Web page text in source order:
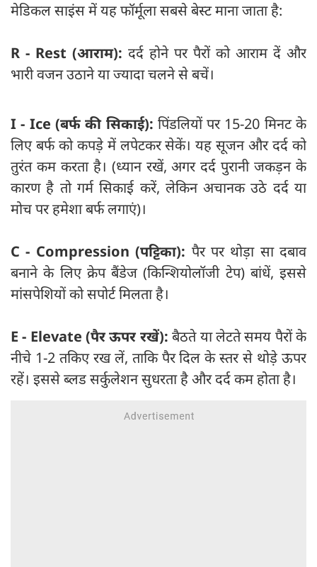
मेडिकल साइंस में यह फॉर्मूला सबसे बेस्ट माना जाता है:
R - Rest (आराम): दर्द होने पर पैरों को आराम दें और
भारी वजन उठाने या ज्यादा चलने से बचें।
I - Ice (बर्फ की सिकाई): पिंडलियों पर 15-20 मिनट के
लिए बर्फ को कपड़े में लपेटकर सेकें। यह सूजन और दर्द को
तुरंत कम करता है। (ध्यान रखें, अगर दर्द पुरानी जकड़न के
कारण है तो गर्म सिकाई करें, लेकिन अचानक उठे दर्द या
मोच पर हमेशा बर्फ लगाएं)।
C - Compression (पट्टिका): पैर पर थोड़ा सा दबाव
बनाने के लिए क्रेप बैंडेज (किन्शियोलॉजी टेप) बांधें, इससे
मांसपेशियों को सपोर्ट मिलता है।
E - Elevate (पैर ऊपर रखें): बैठते या लेटते समय पैरों के
नीचे 1-2 तकिए रख लें, ताकि पैर दिल के स्तर से थोड़े ऊपर
रहें। इससे ब्लड सर्कुलेशन सुधरता है और दर्द कम होता है।